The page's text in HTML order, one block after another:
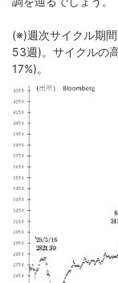
(※)週次サイクル期
53週)。サイクルの
17%)。